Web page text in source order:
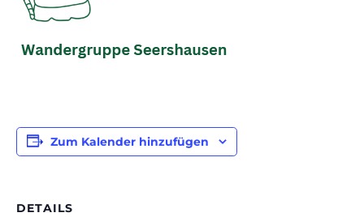
Zum Kalender hinzufügen
DETAILS